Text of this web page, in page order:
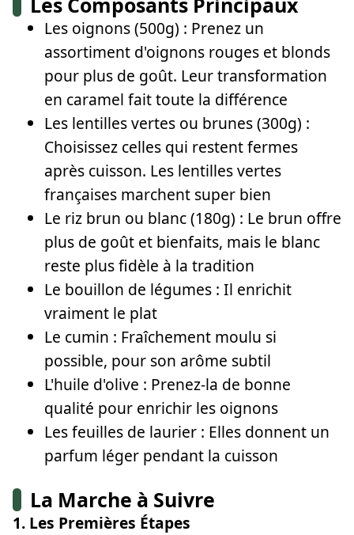
Les oignons (500g) : Prenez un
assortiment d'oignons rouges et blonds
pour plus de goût. Leur transformation
en caramel fait toute la différence
Les lentilles vertes ou brunes (300g) :
Choisissez celles qui restent fermes
après cuisson. Les lentilles vertes
françaises marchent super bien
Le riz brun ou blanc (180g) : Le brun offre
plus de goût et bienfaits, mais le blanc
reste plus fidèle à la tradition
Le bouillon de légumes : Il enrichit
vraiment le plat
Le cumin : Fraîchement moulu si
possible, pour son arôme subtil
L'huile d'olive : Prenez-la de bonne
qualité pour enrichir les oignons
Les feuilles de laurier : Elles donnent un
parfum léger pendant la cuisson
La Marche à Suivre
1. Les Premières Étapes